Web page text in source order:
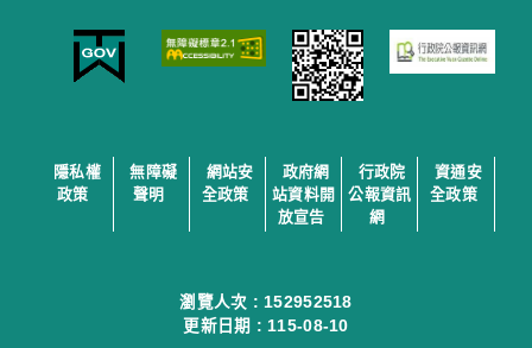
隱私權
政策
無障礙
聲明
網站安
全政策
政府網
站資料開
放宣告
行政院
公報資訊
網
資通安
全政策
瀏覽人次 : 152952518
更新日期 : 115-08-10